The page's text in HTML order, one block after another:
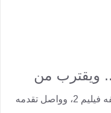
ويقترب من
تقدمه